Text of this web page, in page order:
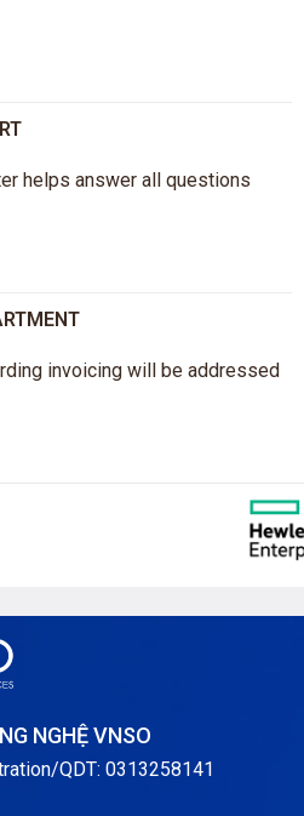
helps answer all questions
invoicing will be addressed
NGHỆ VNSO
QDT: 0313258141